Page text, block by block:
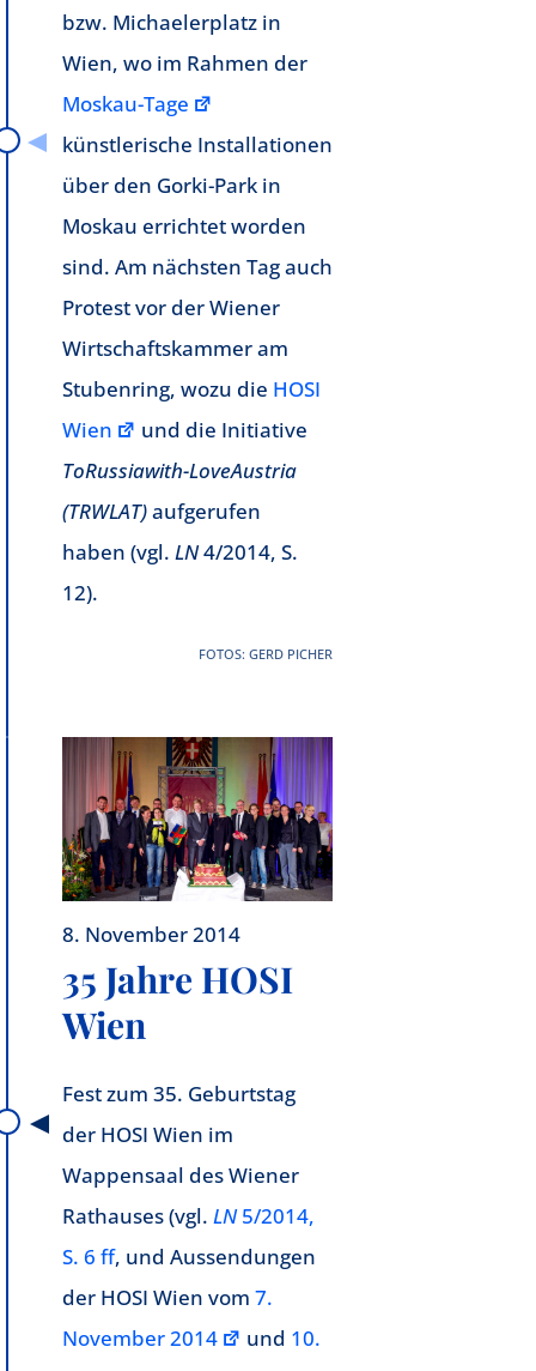
bzw. Michaelerplatz in
Wien, wo im Rahmen der
Moskau-Tage
künstlerische Installationen
über den Gorki-Park in
Moskau errichtet worden
sind. Am nächsten Tag auch
Protest vor der Wiener
Wirtschaftskammer am
Stubenring, wozu die HOSI
Wien
und die Initiative
ToRussiawith-LoveAustria
(TRWLAT)aufgerufen
haben (vgl. LN4/2014, S.
12).
FOTOS: GERD PICHER
8. November 2014
35 Jahre HOSI
Wien
Fest zum 35. Geburtstag
der HOSI Wien im
Wappensaal des Wiener
Rathauses (vgl. LN5/2014,
S. 6 ff, und Aussendungen
der HOSI Wien vom 7.
November 2014
und 10.